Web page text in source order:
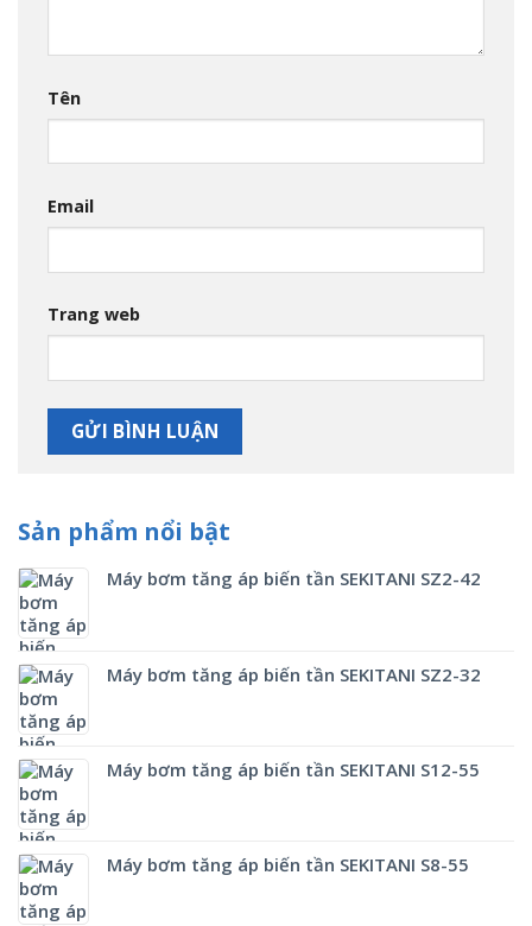
Tên
Email
Trang web
Sản phẩm nổi bật
Máy bơm tăng áp biến tần SEKITANI SZ2-42
Máy bơm tăng áp biến tần SEKITANI SZ2-32
Máy bơm tăng áp biến tần SEKITANI S12-55
Máy bơm tăng áp biến tần SEKITANI S8-55